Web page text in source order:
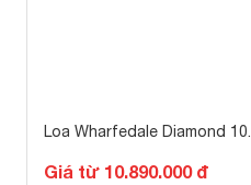
Loa Wharfedale Diamond
Giá từ 10.890.000 đ